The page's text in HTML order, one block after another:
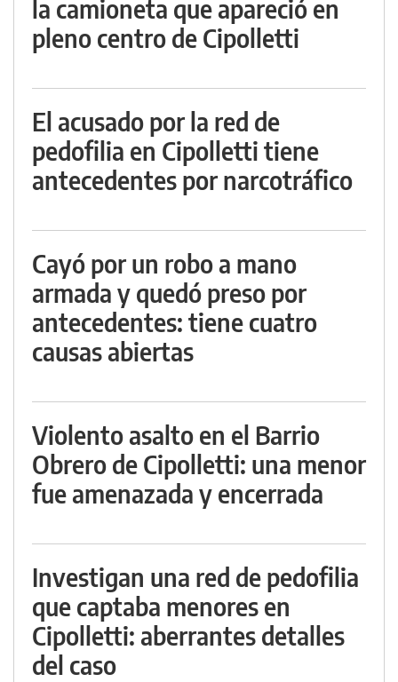
la camioneta que apareció en
pleno centro de Cipolletti
El acusado por la red de
pedofilia en Cipolletti tiene
antecedentes por narcotráfico
Cayó por un robo a mano
armada y quedó preso por
antecedentes: tiene cuatro
causas abiertas
Violento asalto en el Barrio
Obrero de Cipolletti: una menor
fue amenazada y encerrada
Investigan una red de pedofilia
que captaba menores en
Cipolletti: aberrantes detalles
del caso